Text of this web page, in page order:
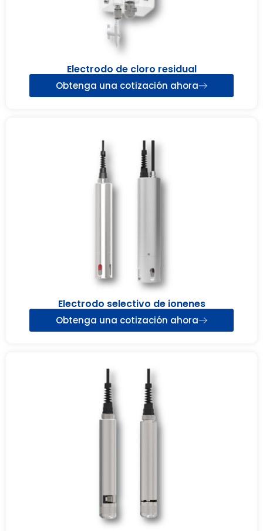
Electrodo de cloro residual
Obtenga una cotización ahora
Electrodo selectivo de ionenes
Obtenga una cotización ahora